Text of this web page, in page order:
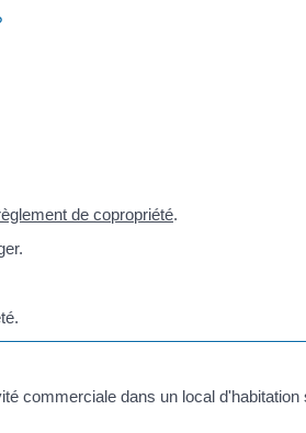
de copropriété.
commerciale dans un local